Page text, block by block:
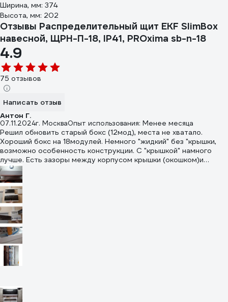
Ширина, мм: 374
Высота, мм: 202
Отзывы Распределительный щит EKF SlimBox
навесной, ЩРН-П-18, IP41, PROxima sb-n-18
4.9
75 отзывов
Написать отзыв
Антон Г.
07.11.2024г. МоскваОпыт использования: Менее месяца
Решил обновить старый бокс (12мод), места не хватало.
Хороший бокс на 18модулей. Немного "жидкий" без "крышки,
возможно особенность конструкции. С "крышкой" намного
лучше. Есть зазоры между корпусом крышки (окошком)и
автоматами, раньше не обращал внимания. В целом доволен
за ~1600. На фото примерная компановка, на 2х комнатную
квартиру, сколько чего влезает.